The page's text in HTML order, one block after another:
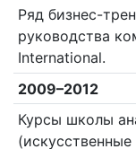
Ряд бизнес-
руководства
International.
2009–2012
Курсы школы